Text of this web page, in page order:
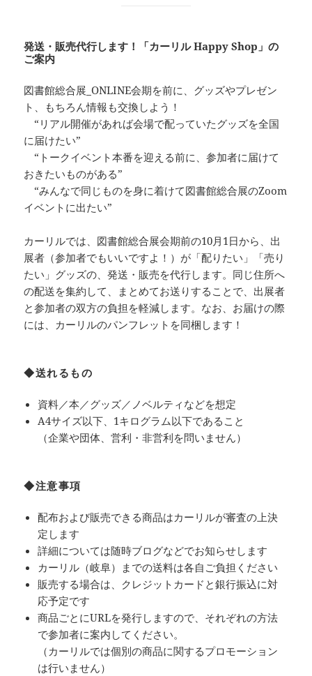
発送・販売代行します！「カーリル Happy Shop」の
ご案内
図書館総合展_ONLINE会期を前に、グッズやプレゼン
ト、もちろん情報も交換しよう！
“リアル開催があれば会場で配っていたグッズを全国
に届けたい”
“トークイベント本番を迎える前に、参加者に届けて
おきたいものがある”
“みんなで同じものを身に着けて図書館総合展のZoom
イベントに出たい”
カーリルでは、図書館総合展会期前の10月1日から、出
展者（参加者でもいいですよ！）が「配りたい」「売り
たい」グッズの、発送・販売を代行します。同じ住所へ
の配送を集約して、まとめてお送りすることで、出展者
と参加者の双方の負担を軽減します。なお、お届けの際
には、カーリルのパンフレットを同梱します！
◆送れるもの
資料／本／グッズ／ノベルティなどを想定
A4サイズ以下、1キログラム以下であること
（企業や団体、営利・非営利を問いません）
◆注意事項
配布および販売できる商品はカーリルが審査の上決
定します
詳細については随時ブログなどでお知らせします
カーリル（岐阜）までの送料は各自ご負担ください
販売する場合は、クレジットカードと銀行振込に対
応予定です
商品ごとにURLを発行しますので、それぞれの方法
で参加者に案内してください。
（カーリルでは個別の商品に関するプロモーション
は行いません）